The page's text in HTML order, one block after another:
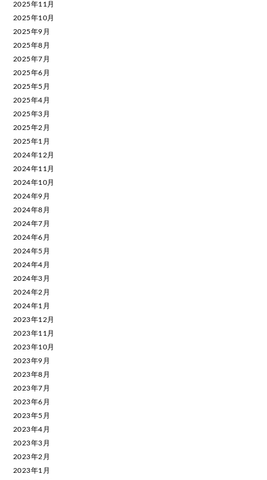
2025年11月
2025年10月
2025年9月
2025年8月
2025年7月
2025年6月
2025年5月
2025年4月
2025年3月
2025年2月
2025年1月
2024年12月
2024年11月
2024年10月
2024年9月
2024年8月
2024年7月
2024年6月
2024年5月
2024年4月
2024年3月
2024年2月
2024年1月
2023年12月
2023年11月
2023年10月
2023年9月
2023年8月
2023年7月
2023年6月
2023年5月
2023年4月
2023年3月
2023年2月
2023年1月